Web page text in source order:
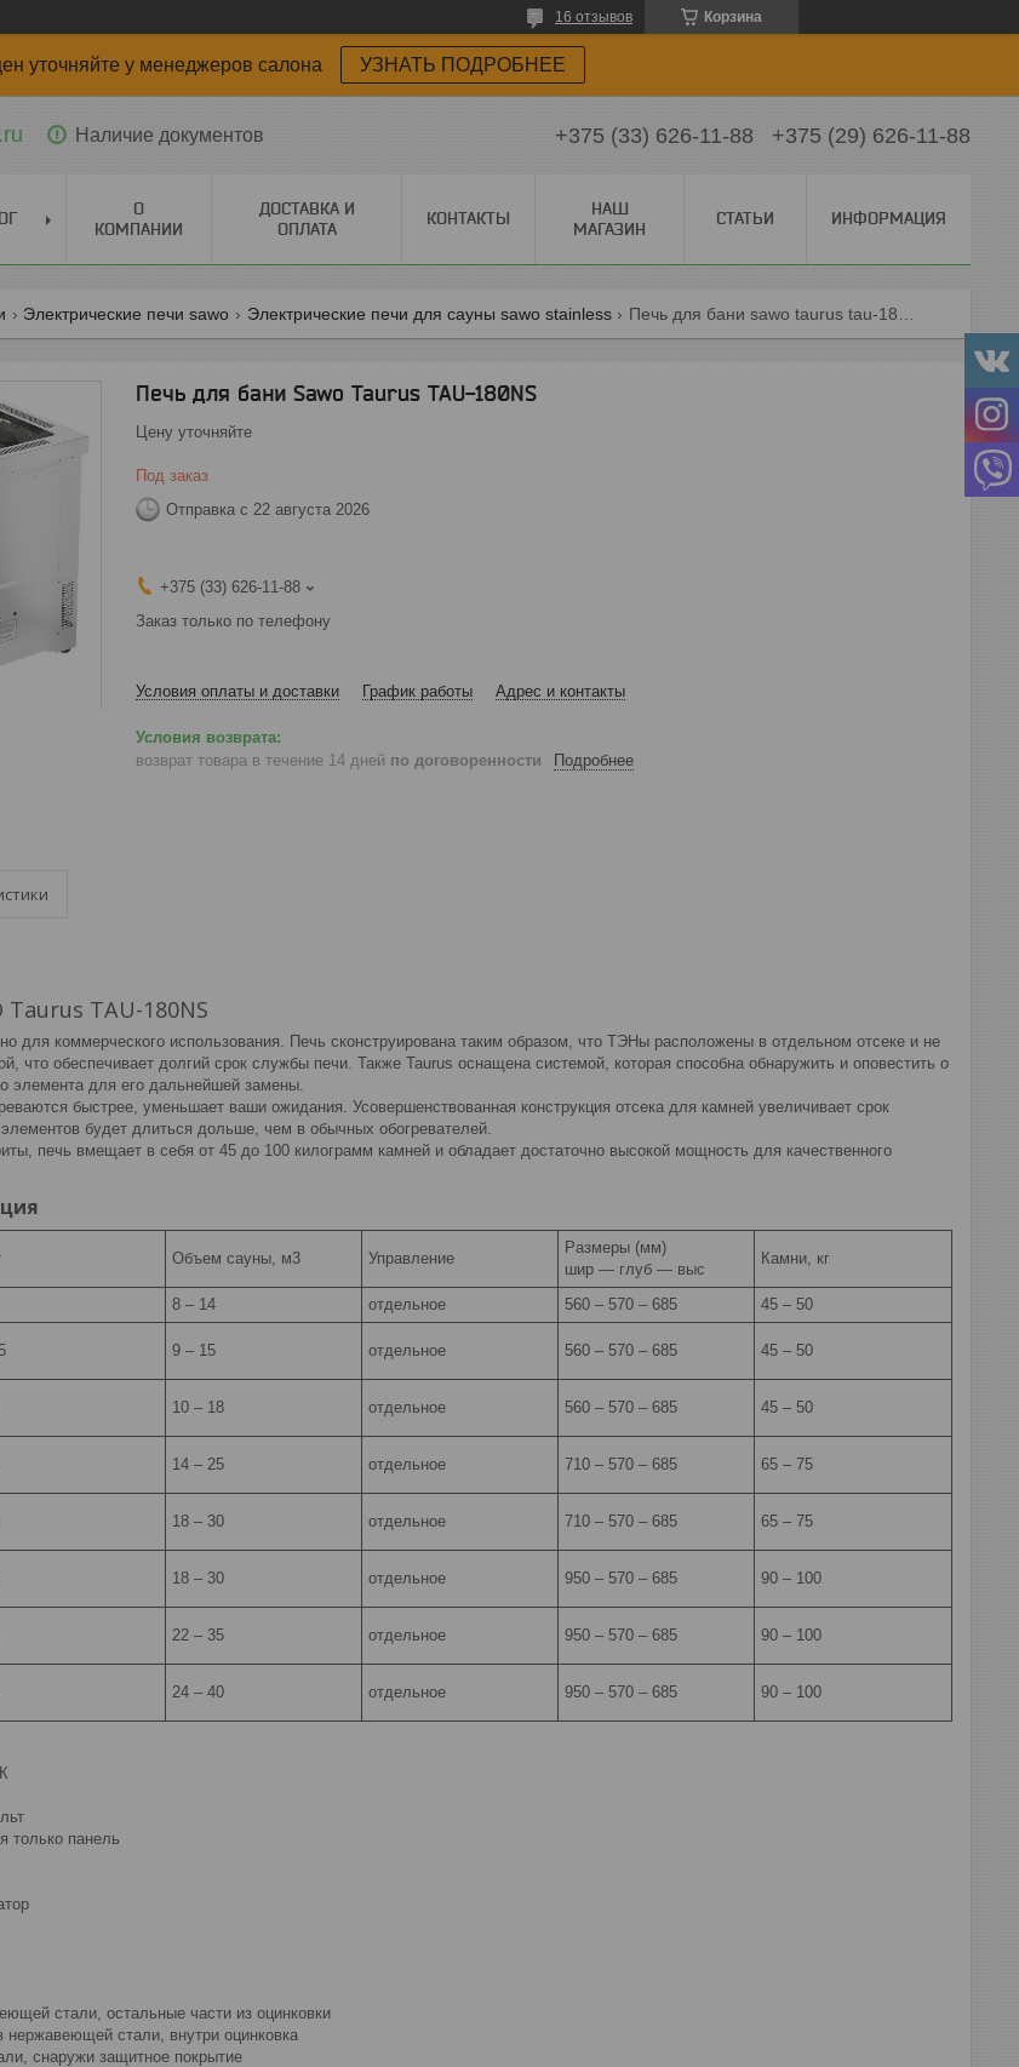
Корзина
16 отзывов
уточняйте у менеджеров салона УЗНАТЬ ПОДРОБНЕЕ
Наличие документов +375 (33) 626-11-88 +375 (29) 626-11-88
О
КОМПАНИИ
ДОСТАВКА И
ОПЛАТА
КОНТАКТЫ
НАШ
МАГАЗИН
СТАТЬИ ИНФОРМАЦИЯ
Электрические печи sawo Электрические печи для сауны sawo stainless
Печь для бани Sawo Taurus TAU-180NS
Цену уточняйте
Под заказ
Отправка с 22 августа 2026
+375 (33) 626-11-88
Заказ только по телефону
Условия оплаты и доставки График работы Адрес и контакты
возврат товара в течение 14 дней по договоренности Подробнее
TAU-180NS
для коммерческого использования. Печь сконструирована таким образом, что ТЭНы расположены в отдельном отсеке и не
что обеспечивает долгий срок службы печи. Также Taurus оснащена системой, которая способна обнаружить и оповестить о
элемента для его дальнейшей замены.
быстрее, уменьшает ваши ожидания. Усовершенствованная конструкция отсека для камней увеличивает срок
будет длиться дольше, чем в обычных обогревателей.
печь вмещает в себя от 45 до 100 килограмм камней и обладает достаточно высокой мощность для качественного
Объем сауны, м3 Управление
Размеры (мм)
шир — глуб — выс
Камни, кг
8 – 14 отдельное 560 – 570 – 685
45 – 50
9 – 15 отдельное 560 – 570 – 685 45 – 50
10 – 18 отдельное 560 – 570 – 685 45 – 50
14 – 25 отдельное 710 – 570 – 685 65 – 75
18 – 30 отдельное 710 – 570 – 685 65 – 75
18 – 30 отдельное 950 – 570 – 685 90 – 100
22 – 35 отдельное 950 – 570 – 685 90 – 100
24 – 40 отдельное 950 – 570 – 685 90 – 100
только панель
стали, остальные части из оцинковки
нержавеющей стали, внутри оцинковка
снаружи защитное покрытие